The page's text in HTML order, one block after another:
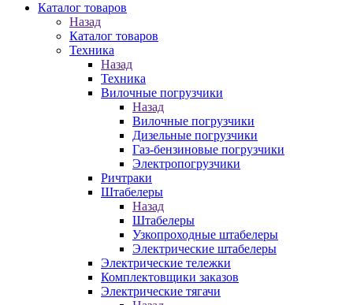
Каталог товаров
Назад
Каталог товаров
Техника
Назад
Техника
Вилочные погрузчики
Назад
Вилочные погрузчики
Дизельные погрузчики
Газ-бензиновые погрузчики
Электропогрузчики
Ричтраки
Штабелеры
Назад
Штабелеры
Узкопроходные штабелеры
Электрические штабелеры
Электрические тележки
Комплектовщики заказов
Электрические тягачи